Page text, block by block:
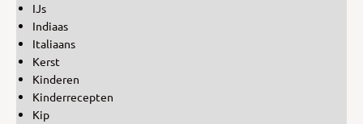
IJs
Indiaas
Italiaans
Kerst
Kinderen
Kinderrecepten
Kip